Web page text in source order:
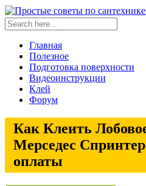
Главная
Полезное
Подготовка поверхности
Видеоинструкции
Клей
Форум
Как Клеить
Мерседес
оплаты